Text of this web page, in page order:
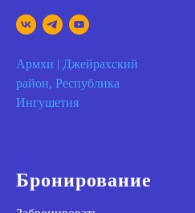
Армхи | Джейрахский
район, Республика
Ингушетия
Бронирование